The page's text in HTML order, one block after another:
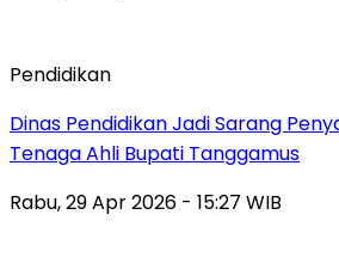
Pendidikan
Dinas Pendidikan Jadi Sarang
Tenaga Ahli Bupati Tanggamus
Rabu, 29 Apr 2026 - 15:27 WIB